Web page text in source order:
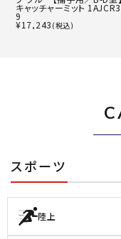
キャッチャーミット
9
¥17,243 (税込)
スポーツ
陸上